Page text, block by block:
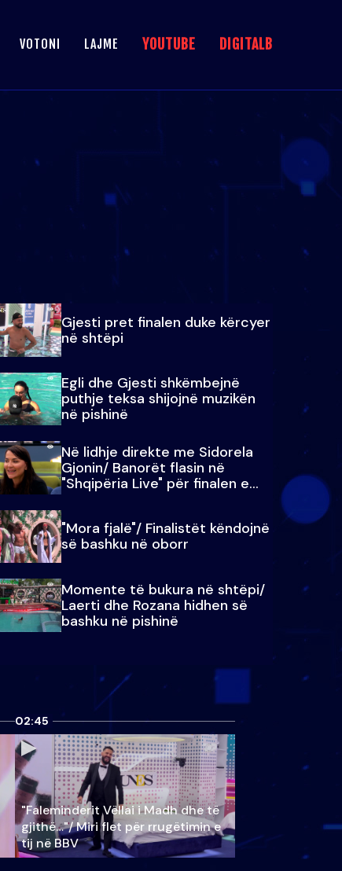
VOTONI LAJME YOUTUBE DIGITALB
Gjesti pret finalen duke kërcyer
në shtëpi
Egli dhe Gjesti shkëmbejnë
puthje teksa shijojnë muzikën
në pishinë
Në lidhje direkte me Sidorela
Gjonin/ Banorët flasin në
"Shqipëria Live" për finalen e
madhe
"Mora fjalë"/ Finalistët këndojnë
së bashku në oborr
Momente të bukura në shtëpi/
Laerti dhe Rozana hidhen së
bashku në pishinë
02:45
"Faleminderit Vëllai i Madh dhe të
gjithë…"/ Miri flet për rrugëtimin e
tij në BBV